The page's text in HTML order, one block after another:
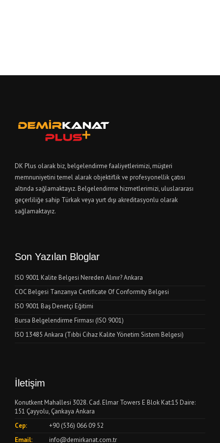
DK Plus olarak biz, belgelendirme faaliyetlerimizi, müşteri
memnuniyetini temel alarak objektiflik ve profesyonellik çatısı
altında sağlamaktayız. Belgelendirme hizmetlerimizi, uluslararası
geçerliliğe sahip Türkak veya yurt dışı akreditasyonlu olarak
sağlamaktayız.
Son Yazılan Bloglar
ISO 9001 Kalite Belgesi Nereden Alınır? Ankara
COC Belgesi Tanzanya Certificate Of Conformity Belgesi
ISO 9001 Baş Denetçi Eğitimi
Bursa Belgelendirme Firması (ISO 9001)
ISO 13485 Ankara (Tıbbi Cihaz Kalite Yönetim Sistem Belgesi)
İletişim
Konutkent Mahallesi 3028. Cad. Elmar Towers E Blok Kat:15 Daire:
151 Çayyolu, Çankaya Ankara
Cep:
+90 (536) 066 09 52
Email:
info@demirkanat.com.tr